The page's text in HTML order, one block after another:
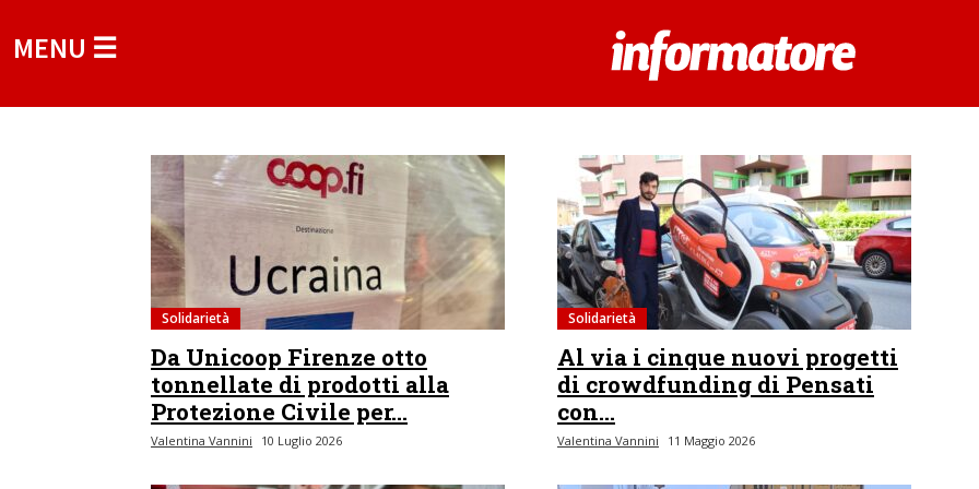
MENU ☰
Solidarietà
Da Unicoop Firenze otto
tonnellate di prodotti alla
Protezione Civile per...
Valentina Vannini 10 Luglio 2026
Solidarietà
Al via i cinque nuovi progetti
di crowdfunding di Pensati
con...
Valentina Vannini 11 Maggio 2026